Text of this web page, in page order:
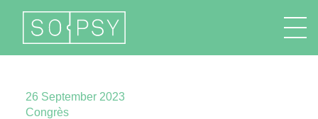
FR EN IT
26 September 2023
Congrès